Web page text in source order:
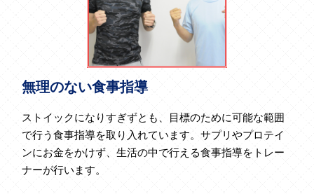
無理のない食事指導
ストイックになりすぎずとも、目標のために可能な範囲
で行う食事指導を取り入れています。サプリやプロテイ
ンにお金をかけず、生活の中で行える食事指導をトレー
ナーが行います。